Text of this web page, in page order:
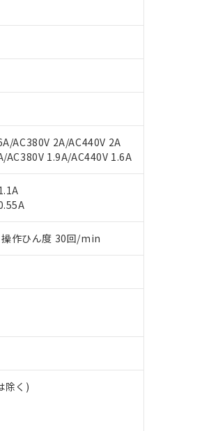
AC380V 2A/AC440V 2A
AC380V 1.9A/AC440V 1.6A
作ひん度 30回/min
除く)
さい。
先、またはお客様担当のオムロン制御機
販売ネットワーク
」をご確認ください。
なく第三者に漏洩または開示しないよう
ご利用いただくには、I-Webメンバーズに
引・商談に必要な範囲で利用することを
以下、ポリ臭化ジフェニルエーテル類(PBDE)
目は除く。
がないことを確認しています。
ることがあります。
過去に遡って非含有を証明するものでは
では、対応完了までの期間は出荷製品に
た。
とから、特段のことがない限り、2022年
超えていることを示します。
ださい。
、
: 1000ppm、 BBP(フタル酸ブチルベンジル) :
あることを示します。
漏えいし、環境に深刻な影響を及ぼさな
ださい。
本国政府の輸出許可(または役務取引許可)
上記1、2および3の内容を当該第三者に通
違法に輸出するおそれがある場合は、取
様のお取引先、またはお客様担当のオム
)
していない機種